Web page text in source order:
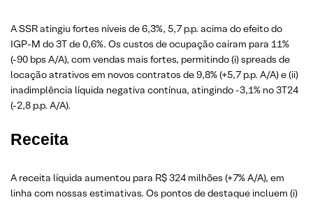
A SSR atingiu fortes níveis de 6,3%, 5,7 p.p. acima do efeito do
IGP-M do 3T de 0,6%. Os custos de ocupação caíram para 11%
(-90 bps A/A), com vendas mais fortes, permitindo (i) spreads de
locação atrativos em novos contratos de 9,8% (+5,7 p.p. A/A) e (ii)
inadimplência líquida negativa contínua, atingindo -3,1% no 3T24
(-2,8 p.p. A/A).
Receita
A receita líquida aumentou para R$ 324 milhões (+7% A/A), em
linha com nossas estimativas. Os pontos de destaque incluem (i)